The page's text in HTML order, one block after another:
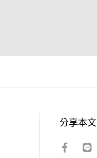
分享本文